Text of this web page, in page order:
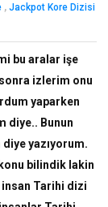
, Jackpot Kore Dizisi
bu aralar işe
izlerim onu
yaparken
diye.. Bunun
yazıyorum.
bilindik lakin
insan Tarihi dizi